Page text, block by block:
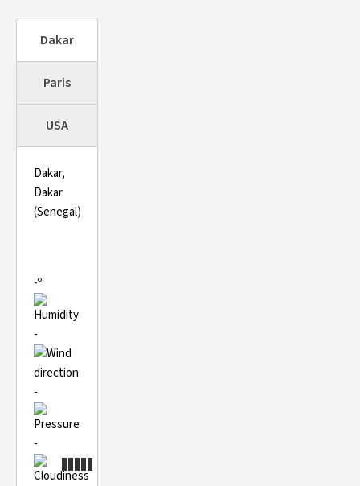
Dakar
Paris
USA
Dakar,
Dakar
(Senegal)
-º
-
-
-